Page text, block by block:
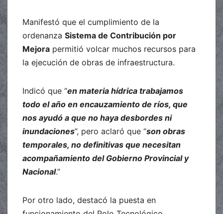
Manifestó que el cumplimiento de la
ordenanza Sistema de Contribución por
Mejora permitió volcar muchos recursos para
la ejecución de obras de infraestructura.
Indicó que “en materia hídrica trabajamos
todo el año en encauzamiento de ríos, que
nos ayudó a que no haya desbordes ni
inundaciones”, pero aclaró que “son obras
temporales, no definitivas que necesitan
acompañamiento del Gobierno Provincial y
Nacional.”
Por otro lado, destacó la puesta en